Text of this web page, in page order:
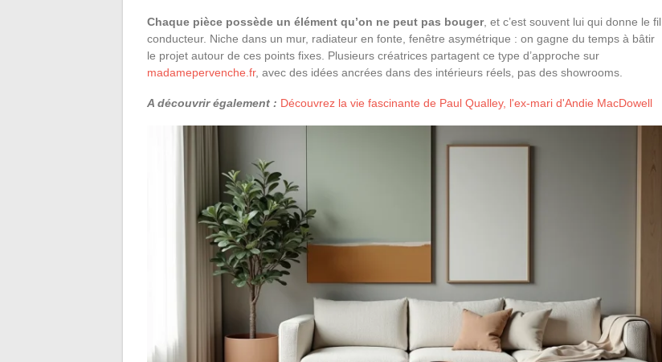
Chaque pièce possède un élément qu’on ne peut pas bouger, et c’est souvent lui qui donne le fil
conducteur. Niche dans un mur, radiateur en fonte, fenêtre asymétrique : on gagne du temps à bâtir
le projet autour de ces points fixes. Plusieurs créatrices partagent ce type d’approche sur
madamepervenche.fr, avec des idées ancrées dans des intérieurs réels, pas des showrooms.
A découvrir également : Découvrez la vie fascinante de Paul Qualley, l'ex-mari d'Andie MacDowell